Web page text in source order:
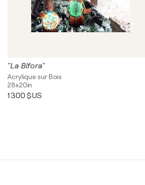
"La Bifora"
Acrylique sur Bois
28x20in
1 300 $US